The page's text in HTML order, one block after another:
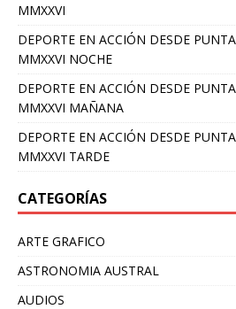
MMXXVI
DEPORTE EN ACCIÓN DESDE
MMXXVI NOCHE
DEPORTE EN ACCIÓN DESDE
MMXXVI MAÑANA
DEPORTE EN ACCIÓN DESDE
MMXXVI TARDE
CATEGORÍAS
ARTE GRAFICO
ASTRONOMIA AUSTRAL
AUDIOS